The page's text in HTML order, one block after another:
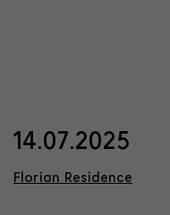
14.07.2025
Florian Residence